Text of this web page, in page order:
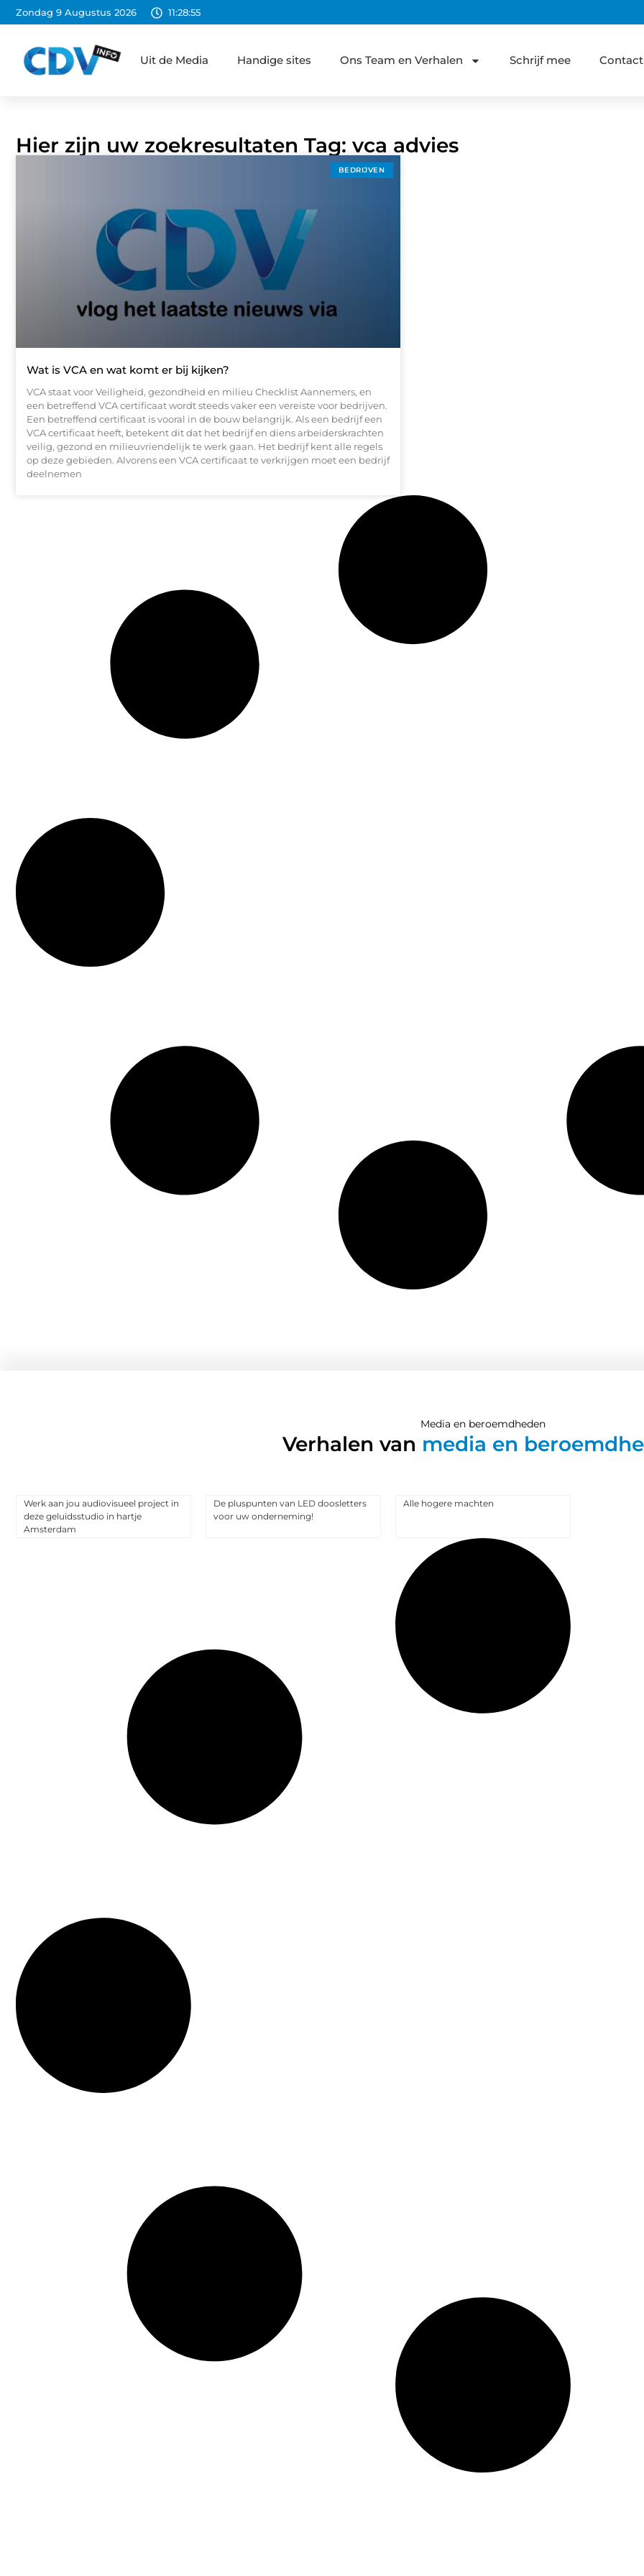
Zondag 9 Augustus 2026 11:28:56
Uit de Media Handige sites Ons Team en Verhalen Schrijf mee Contact
Hier zijn uw zoekresultaten Tag: vca advies
BEDRIJVEN
Wat is VCA en wat komt er bij kijken?
VCA staat voor Veiligheid, gezondheid en milieu Checklist Aannemers, en
een betreffend VCA certificaat wordt steeds vaker een vereiste voor bedrijven.
Een betreffend certificaat is vooral in de bouw belangrijk. Als een bedrijf een
VCA certificaat heeft, betekent dit dat het bedrijf en diens arbeiderskrachten
veilig, gezond en milieuvriendelijk te werk gaan. Het bedrijf kent alle regels
op deze gebieden. Alvorens een VCA certificaat te verkrijgen moet een bedrijf
deelnemen
Media en beroemdheden
Verhalen van media en
Werk aan jou audiovisueel project in
deze geluidsstudio in hartje
Amsterdam
De pluspunten van LED doosletters
voor uw onderneming!
Alle hogere machten